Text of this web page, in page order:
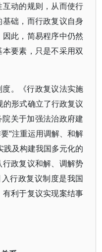
动的规则，从而使行
础，而行政复议自身
此，简易程序中仍然
要素，只是不采用双
。《行政复议法实施
形式确立了行政复议
关于加强法治政府建
“注重运用调解、和解
践及构建我国多元化的
政复议和解、调解势
行政复议制度是我国
利于复议实现案结事